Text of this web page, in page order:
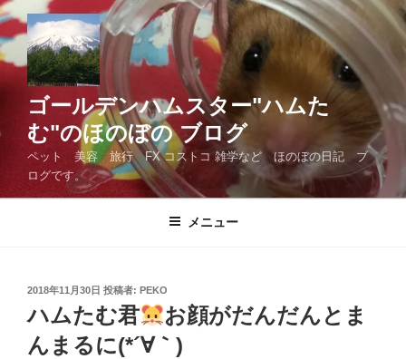
コ
テ
ン
ス
ゴールデンハムスター"ハムた
む"のほのぼの ブログ
ペット 美容 旅行 FX コストコ 雑学など ほのぼの日記 ブ
ログです。
メニュー
投
日:
2018年11月30日 投稿者: PEKO
ハムたむ君
お顔がだんだんとま
んまるに(*´∀｀)